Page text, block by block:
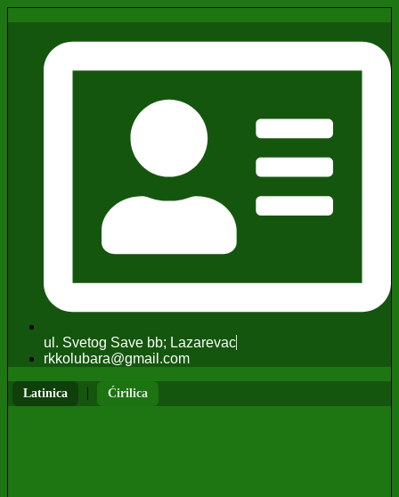
ul. Svetog Save bb; Lazarevac
rkkolubara@gmail.com
Latinica | Ćirilica